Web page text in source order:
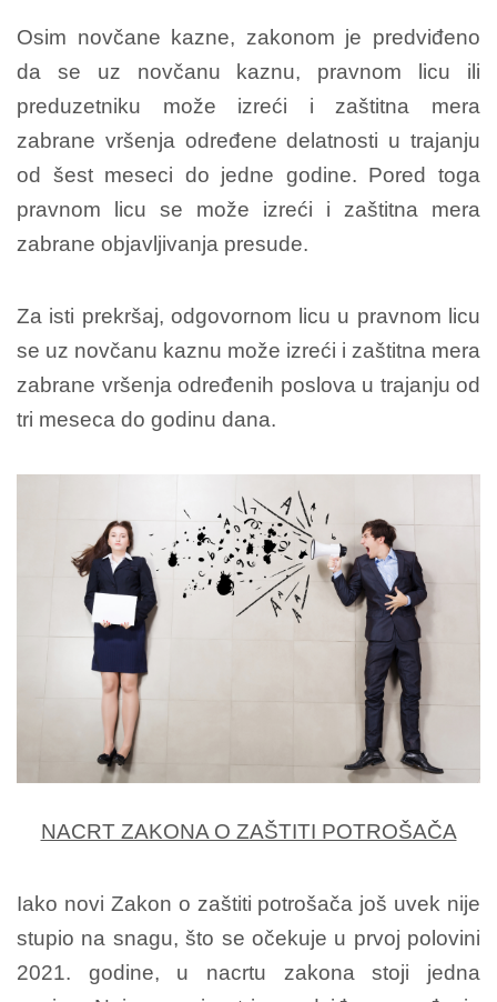
Osim novčane kazne, zakonom je predviđeno
da se uz novčanu kaznu, pravnom licu ili
preduzetniku može izreći i zaštitna mera
zabrane vršenja određene delatnosti u trajanju
od šest meseci do jedne godine. Pored toga
pravnom licu se može izreći i zaštitna mera
zabrane objavljivanja presude.
Za isti prekršaj, odgovornom licu u pravnom licu
se uz novčanu kaznu može izreći i zaštitna mera
zabrane vršenja određenih poslova u trajanju od
tri meseca do godinu dana.
NACRT ZAKONA O ZAŠTITI POTROŠAČA
Iako novi Zakon o zaštiti potrošača još uvek nije
stupio na snagu, što se očekuje u prvoj polovini
2021. godine, u nacrtu zakona stoji jedna